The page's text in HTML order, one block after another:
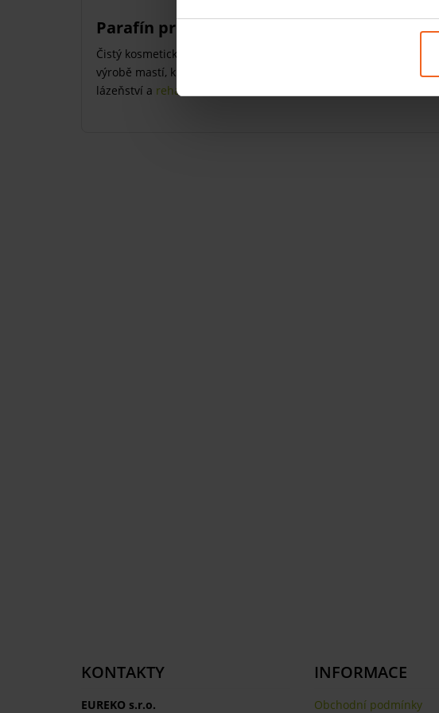
Parafín pro každého
Čistý kosmetický
je vhodný pro regeneraci vysušené
výrobě mastí, krémů a dekorativní kosmetiky, ale také jako
lázeňství a rehabilitacích
KONTAKTY
EUREKO s.r.o.
INFORMACE
Obchodní podmínky